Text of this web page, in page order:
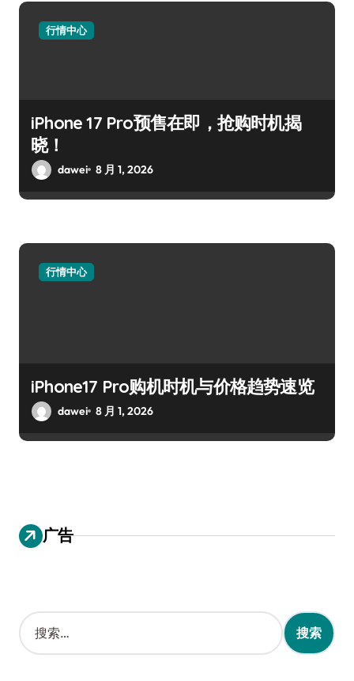
行情中心
iPhone 17 Pro预售在即，抢购时机揭
晓！
dawei 8 月 1, 2026
行情中心
iPhone17 Pro购机时机与价格趋势速览
dawei 8 月 1, 2026
广告
搜
索
：